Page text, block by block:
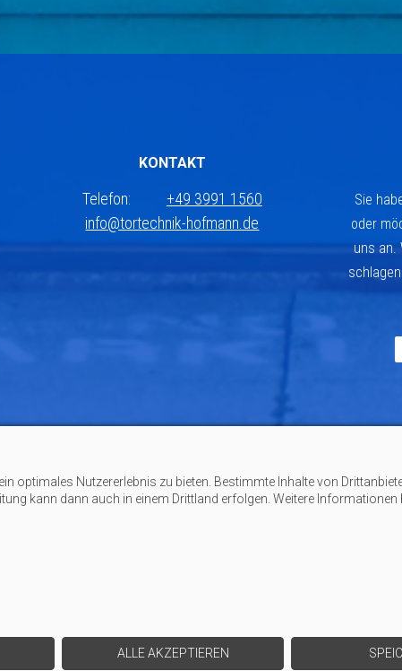
KONTAKT
Telefon: +49 3991 1560
info@tortechnik-hofmann.de
Sie
oder
uns an.
KONTAKT |DATEN­SCHUTZ
optimales Nutzererlebnis zu bieten. Bestimmte Inhalte von
kann dann auch in einem Drittland erfolgen. Weitere Informationen
ALLE AKZEPTIEREN